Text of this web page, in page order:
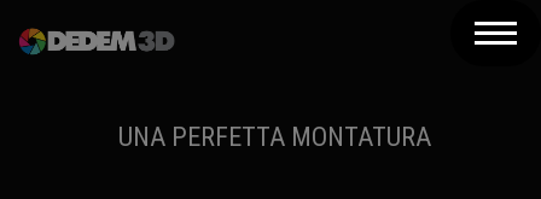
ProdottiUNA PERFETTA MONTATURA